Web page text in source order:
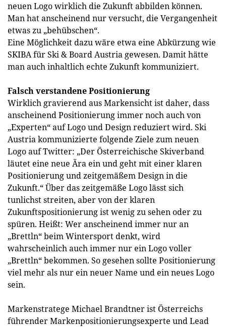
neuen Logo wirklich die Zukunft abbilden können.
Man hat anscheinend nur versucht, die Vergangenheit
etwas zu „behübschen“.
Eine Möglichkeit dazu wäre etwa eine Abkürzung wie
SKIBA für Ski & Board Austria gewesen. Damit hätte
man auch inhaltlich echte Zukunft kommuniziert.
Falsch verstandene Positionierung
Wirklich gravierend aus Markensicht ist daher, dass
anscheinend Positionierung immer noch auch von
„Experten“ auf Logo und Design reduziert wird. Ski
Austria kommunizierte folgende Ziele zum neuen
Logo auf Twitter: „Der Österreichische Skiverband
läutet eine neue Ära ein und geht mit einer klaren
Positionierung und zeitgemäßem Design in die
Zukunft.“ Über das zeitgemäße Logo lässt sich
tunlichst streiten, aber von der klaren
Zukunftspositionierung ist wenig zu sehen oder zu
spüren. Heißt: Wer anscheinend immer nur an
„Brettln“ beim Wintersport denkt, wird
wahrscheinlich auch immer nur ein Logo voller
„Brettln“ bekommen. So gesehen sollte Positionierung
viel mehr als nur ein neuer Name und ein neues Logo
sein.
Markenstratege Michael Brandtner ist Österreichs
führender Markenpositionierungsexperte und Lead